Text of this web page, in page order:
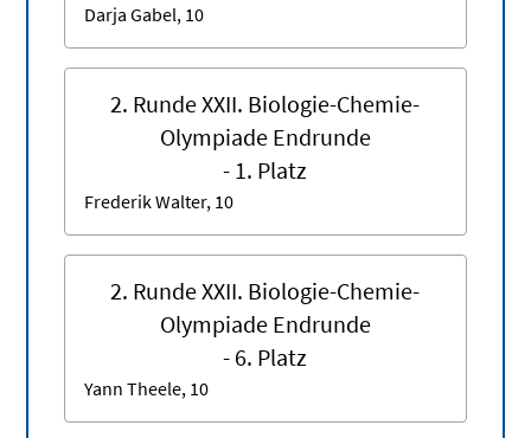
Darja Gabel, 10
2. Runde XXII. Biologie-Chemie-
Olympiade Endrunde
- 1. Platz
Frederik Walter, 10
2. Runde XXII. Biologie-Chemie-
Olympiade Endrunde
- 6. Platz
Yann Theele, 10